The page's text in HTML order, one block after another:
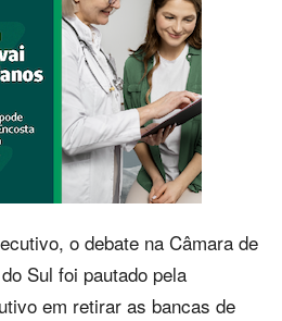
o debate na Câmara de
Sul foi pautado pela
em retirar as bancas de